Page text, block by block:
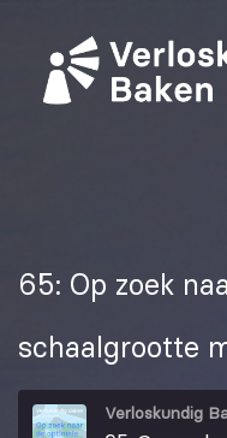
65: Op zoek
schaalgrootte
Verloskundig